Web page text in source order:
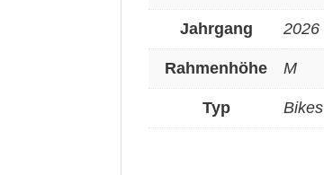
Jahrgang 2026
Rahmenhöhe M
Typ Bikes